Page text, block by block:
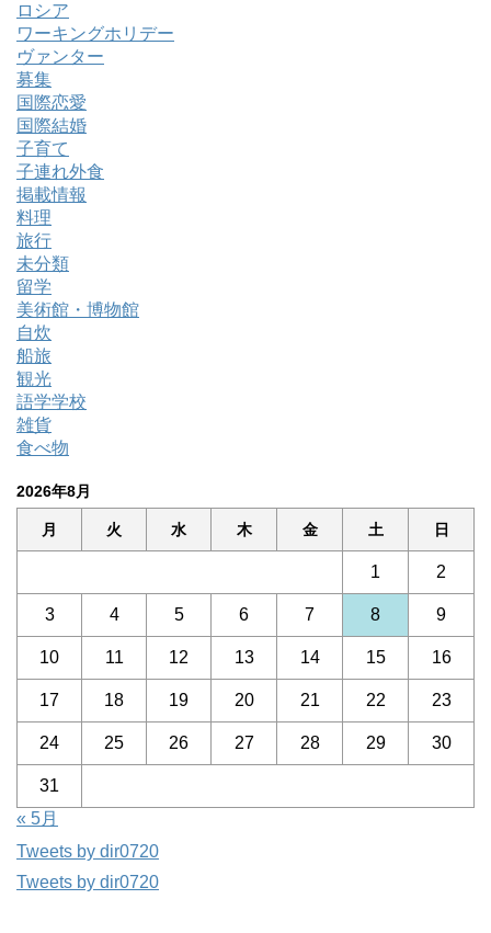
ロシア
ワーキングホリデー
ヴァンター
募集
国際恋愛
国際結婚
子育て
子連れ外食
掲載情報
料理
旅行
未分類
留学
美術館・博物館
自炊
船旅
観光
語学学校
雑貨
食べ物
2026年8月
月 火 水 木 金 土 日
1 2
3 4 5 6 7 8 9
10 11 12 13 14 15 16
17 18 19 20 21 22 23
24 25 26 27 28 29 30
31
« 5月
Tweets by dir0720
Tweets by dir0720